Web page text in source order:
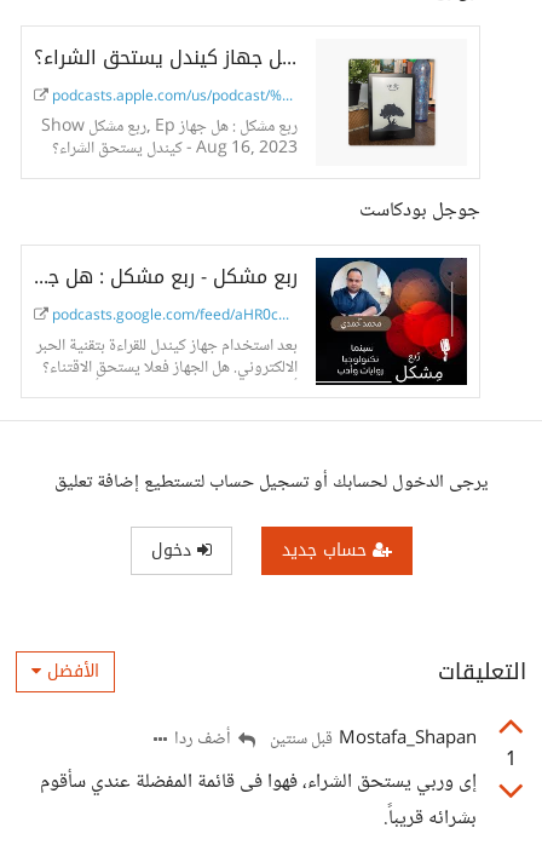
‎ربع مشكل: ربع مشكل : هل جهاز كيندل يستحق الشراء؟ on Apple Podcasts
podcasts.apple.com/us/podcast/%D8%B...
‎Show ربع مشكل, Ep ربع مشكل : هل جهاز
كيندل يستحق الشراء؟ - Aug 16, 2023
جوجل بودكاست
ربع مشكل - ربع مشكل : هل جهاز كيندل يستحق الشراء؟
podcasts.google.com/feed/aHR0cHM6Ly9...
بعد استخدام جهاز كيندل للقراءة بتقنية الحبر
الالكتروني. هل الجهاز فعلا يستحق الاقتناء؟
أم من الأفضل شراء الكتب الورقية أو اقتناء
يرجى الدخول لحسابك أو تسجيل حساب لتستطيع إضافة تعليق
حساب جديد دخول
التعليقات الأفضل
1
Mostafa_Shapan قبل سنتين أضف ردا
إى وربي يستحق الشراء، فهوا فى قائمة المفضلة عندي سأقوم
بشرائه قريباً.